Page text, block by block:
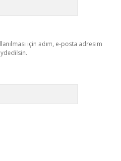
için adım, e-posta adresim